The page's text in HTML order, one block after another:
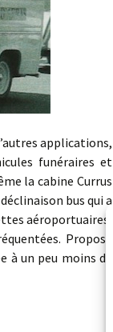
applications,
funéraires et
la cabine Currus
bus qui a
aéroportuaires,
Proposé
à un peu moins de